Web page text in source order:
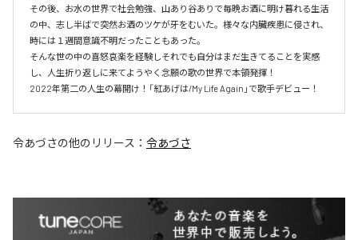
その後、お水の世界で社会勉強、山あり谷ありで毎晩お酒に明け暮れる生活
の中、志し半ばで突然お酒のツケが牙をむいた。様々な内臓疾患に侵され、
時には１週間意識不明だったこともあった。
そんな世の中の喜怒哀楽を経験しそれでも自分はまだ生きてることを実感
し、人生折り返しに来てようやく念願の歌の世界で本領発揮！
2022年第二の人生の幕開け！「紅あげは/My Life Again」で歌手デビュー！
令あづさの他のリリース： 令あづさ